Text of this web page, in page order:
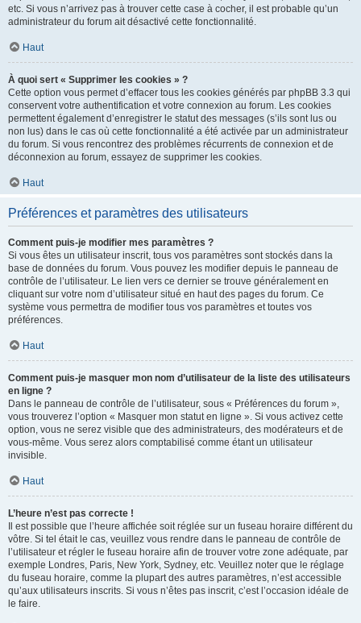
etc. Si vous n’arrivez pas à trouver cette case à cocher, il est probable qu’un
administrateur du forum ait désactivé cette fonctionnalité.
Haut
À quoi sert « Supprimer les cookies » ?
Cette option vous permet d’effacer tous les cookies générés par phpBB 3.3 qui
conservent votre authentification et votre connexion au forum. Les cookies
permettent également d’enregistrer le statut des messages (s’ils sont lus ou
non lus) dans le cas où cette fonctionnalité a été activée par un administrateur
du forum. Si vous rencontrez des problèmes récurrents de connexion et de
déconnexion au forum, essayez de supprimer les cookies.
Haut
Préférences et paramètres des utilisateurs
Comment puis-je modifier mes paramètres ?
Si vous êtes un utilisateur inscrit, tous vos paramètres sont stockés dans la
base de données du forum. Vous pouvez les modifier depuis le panneau de
contrôle de l’utilisateur. Le lien vers ce dernier se trouve généralement en
cliquant sur votre nom d’utilisateur situé en haut des pages du forum. Ce
système vous permettra de modifier tous vos paramètres et toutes vos
préférences.
Haut
Comment puis-je masquer mon nom d’utilisateur de la liste des utilisateurs
en ligne ?
Dans le panneau de contrôle de l’utilisateur, sous « Préférences du forum »,
vous trouverez l’option « Masquer mon statut en ligne ». Si vous activez cette
option, vous ne serez visible que des administrateurs, des modérateurs et de
vous-même. Vous serez alors comptabilisé comme étant un utilisateur
invisible.
Haut
L’heure n’est pas correcte !
Il est possible que l’heure affichée soit réglée sur un fuseau horaire différent du
vôtre. Si tel était le cas, veuillez vous rendre dans le panneau de contrôle de
l’utilisateur et régler le fuseau horaire afin de trouver votre zone adéquate, par
exemple Londres, Paris, New York, Sydney, etc. Veuillez noter que le réglage
du fuseau horaire, comme la plupart des autres paramètres, n’est accessible
qu’aux utilisateurs inscrits. Si vous n’êtes pas inscrit, c’est l’occasion idéale de
le faire.